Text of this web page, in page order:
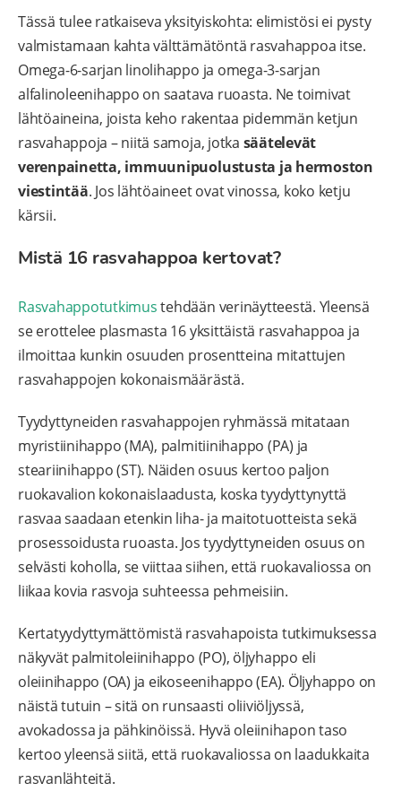
Tässä tulee ratkaiseva yksityiskohta: elimistösi ei pysty
valmistamaan kahta välttämätöntä rasvahappoa itse.
Omega-6-sarjan linolihappo ja omega-3-sarjan
alfalinoleenihappo on saatava ruoasta. Ne toimivat
lähtöaineina, joista keho rakentaa pidemmän ketjun
rasvahappoja – niitä samoja, jotka säätelevät
verenpainetta, immuunipuolustusta ja hermoston
viestintää. Jos lähtöaineet ovat vinossa, koko ketju
kärsii.
Mistä 16 rasvahappoa kertovat?
Rasvahappotutkimustehdään verinäytteestä. Yleensä
se erottelee plasmasta 16 yksittäistä rasvahappoa ja
ilmoittaa kunkin osuuden prosentteina mitattujen
rasvahappojen kokonaismäärästä.
Tyydyttyneiden rasvahappojen ryhmässä mitataan
myristiinihappo (MA), palmitiinihappo (PA) ja
steariinihappo (ST). Näiden osuus kertoo paljon
ruokavalion kokonaislaadusta, koska tyydyttynyttä
rasvaa saadaan etenkin liha- ja maitotuotteista sekä
prosessoidusta ruoasta. Jos tyydyttyneiden osuus on
selvästi koholla, se viittaa siihen, että ruokavaliossa on
liikaa kovia rasvoja suhteessa pehmeisiin.
Kertatyydyttymättömistä rasvahapoista tutkimuksessa
näkyvät palmitoleiinihappo (PO), öljyhappo eli
oleiinihappo (OA) ja eikoseenihappo (EA). Öljyhappo on
näistä tutuin – sitä on runsaasti oliiviöljyssä,
avokadossa ja pähkinöissä. Hyvä oleiinihapon taso
kertoo yleensä siitä, että ruokavaliossa on laadukkaita
rasvanlähteitä.